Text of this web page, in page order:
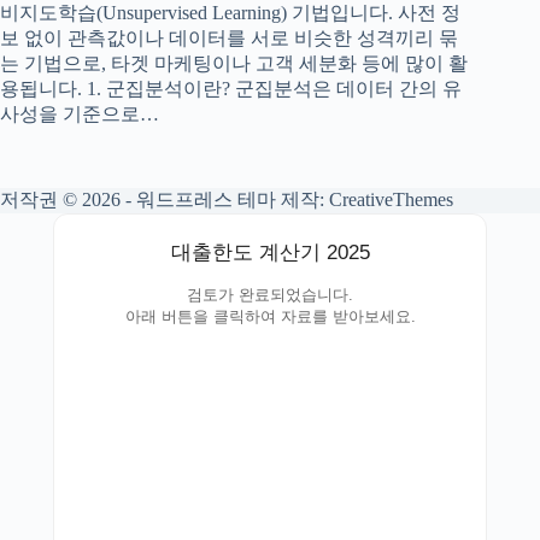
비지도학습(Unsupervised Learning) 기법입니다. 사전 정
보 없이 관측값이나 데이터를 서로 비슷한 성격끼리 묶
는 기법으로, 타겟 마케팅이나 고객 세분화 등에 많이 활
용됩니다. 1. 군집분석이란? 군집분석은 데이터 간의 유
사성을 기준으로…
저작권 © 2026 - 워드프레스 테마 제작: CreativeThemes
대출한도 계산기 2025
검토가 완료되었습니다.
아래 버튼을 클릭하여 자료를 받아보세요.